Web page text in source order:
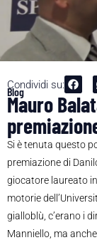
Condividi su:
Blog
Mauro
Si è tenuta questo
premiazione di
giocatore laureato in
motorie
gialloblù, c’erano i
Manniello, ma